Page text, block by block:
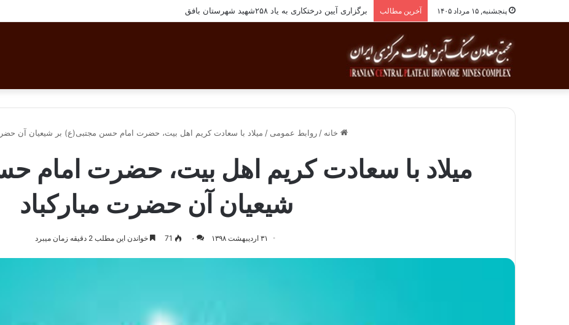
پنجشنبه, ۱۵ مرداد ۱۴۰۵ آخرین مطالب برگزاری آیین درختکاری به یاد ۲۵۸شهید شهرستان بافق
خانه / روابط عمومی / میلاد با سعادت کریم اهل بیت، حضرت امام حسن مجتبی(ع) بر شیعیان آن
میلاد با سعادت کریم اهل بیت، حضرت امام
شیعیان آن حضرت مبارکباد
۳۱ اردیبهشت ۱۳۹۸ ۰ 71 خواندن این مطلب 2 دقیقه زمان میبرد